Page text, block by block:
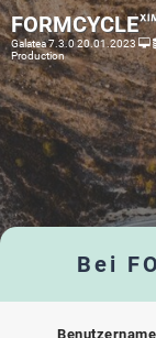
FORMCYCLE
Galatea 7.3.0 20.01.2023
Production
Bei
Benutzername